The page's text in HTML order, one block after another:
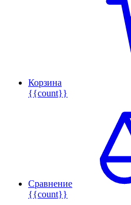
Корзина
{{count}}
Сравнение
{{count}}